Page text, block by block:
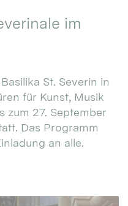
im
St. Severin in
für Kunst, Musik
zum 27. September
Das Programm
an alle.